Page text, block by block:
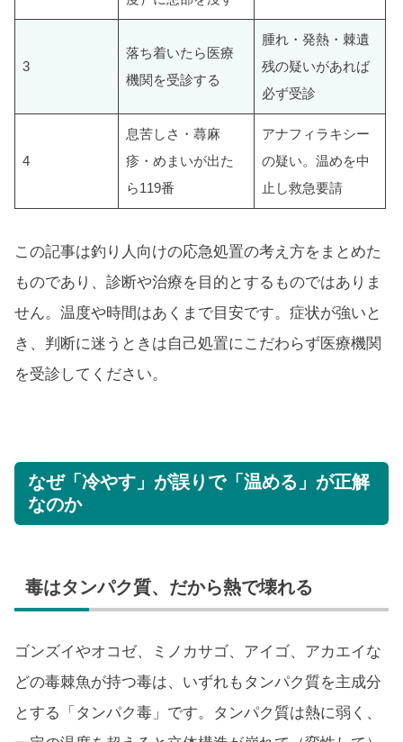
3
落ち着いたら医療
機関を受診する
腫れ・発熱・棘遺
残の疑いがあれば
必ず受診
4
息苦しさ・蕁麻
疹・めまいが出た
ら119番
アナフィラキシー
の疑い。温めを中
止し救急要請
この記事は釣り人向けの応急処置の考え方をまとめた
ものであり、診断や治療を目的とするものではありま
せん。温度や時間はあくまで目安です。症状が強いと
き、判断に迷うときは自己処置にこだわらず医療機関
を受診してください。
なぜ「冷やす」が誤りで「温める」が正解
なのか
毒はタンパク質、だから熱で壊れる
ゴンズイやオコゼ、ミノカサゴ、アイゴ、アカエイな
どの毒棘魚が持つ毒は、いずれもタンパク質を主成分
とする「タンパク毒」です。タンパク質は熱に弱く、